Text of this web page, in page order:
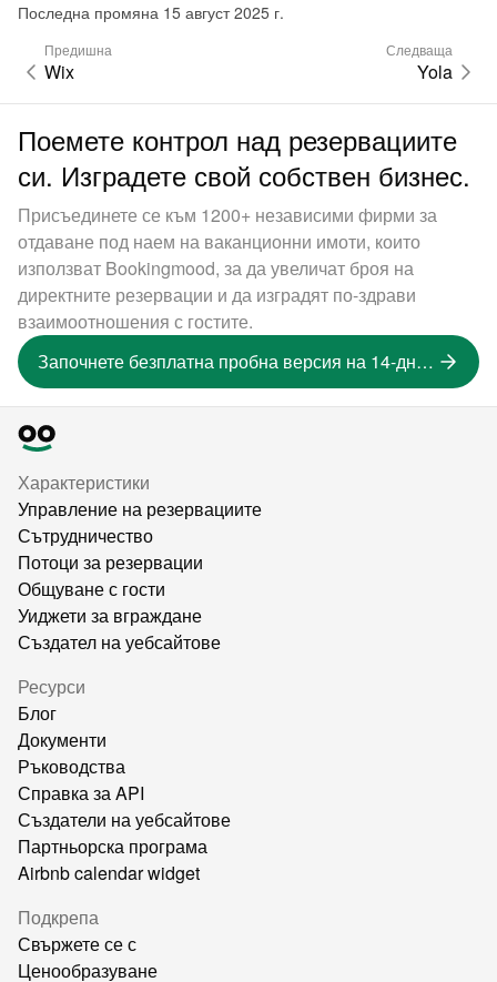
Последна промяна 15 август 2025 г.
Предишна
Wix
Следваща
Yola
Поемете контрол над резервациите
си. Изградете свой собствен бизнес.
Присъединете се към 1200+ независими фирми за
отдаване под наем на ваканционни имоти, които
използват Bookingmood, за да увеличат броя на
директните резервации и да изградят по-здрави
взаимоотношения с гостите.
Започнете безплатна пробна версия на 14-дневна версия
Характеристики
Управление на резервациите
Сътрудничество
Потоци за резервации
Общуване с гости
Уиджети за вграждане
Създател на уебсайтове
Ресурси
Блог
Документи
Ръководства
Справка за API
Създатели на уебсайтове
Партньорска програма
Airbnb calendar widget
Подкрепа
Свържете се с
Ценообразуване